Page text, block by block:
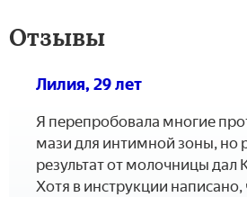
Отзывы
Лилия, 29 лет
Я перепробовала многие
мази для интимной зоны, но
результат от молочницы дал
Хотя в инструкции написано,